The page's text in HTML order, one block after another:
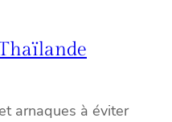
arnaques à éviter